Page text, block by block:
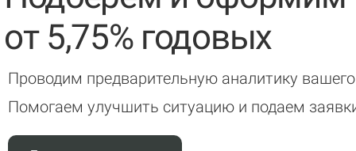
от 5,75% годовых
Проводим предварительную аналитику
Помогаем улучшить ситуацию и подаем